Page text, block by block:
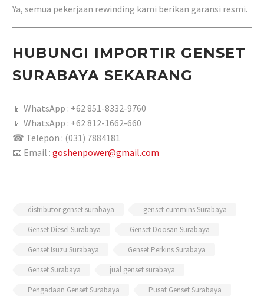
Ya, semua pekerjaan rewinding kami berikan garansi resmi.
HUBUNGI IMPORTIR GENSET
SURABAYA SEKARANG
📱 WhatsApp : +62 851-8332-9760
📱 WhatsApp : +62 812-1662-660
☎ Telepon : (031) 7884181
📧 Email : goshenpower@gmail.com
distributor genset surabaya
genset cummins Surabaya
Genset Diesel Surabaya
Genset Doosan Surabaya
Genset Isuzu Surabaya
Genset Perkins Surabaya
Genset Surabaya
jual genset surabaya
Pengadaan Genset Surabaya
Pusat Genset Surabaya